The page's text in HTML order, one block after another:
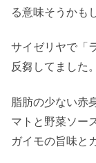
る意味そうかも
サイゼリヤで「
反芻してました。
脂肪の少ない赤
マトと野菜ソー
ガイモの旨味と